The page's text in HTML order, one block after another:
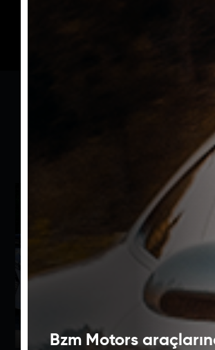
Bzm Motors
Çıkan
Bzm'nin en çok tıklanan araç